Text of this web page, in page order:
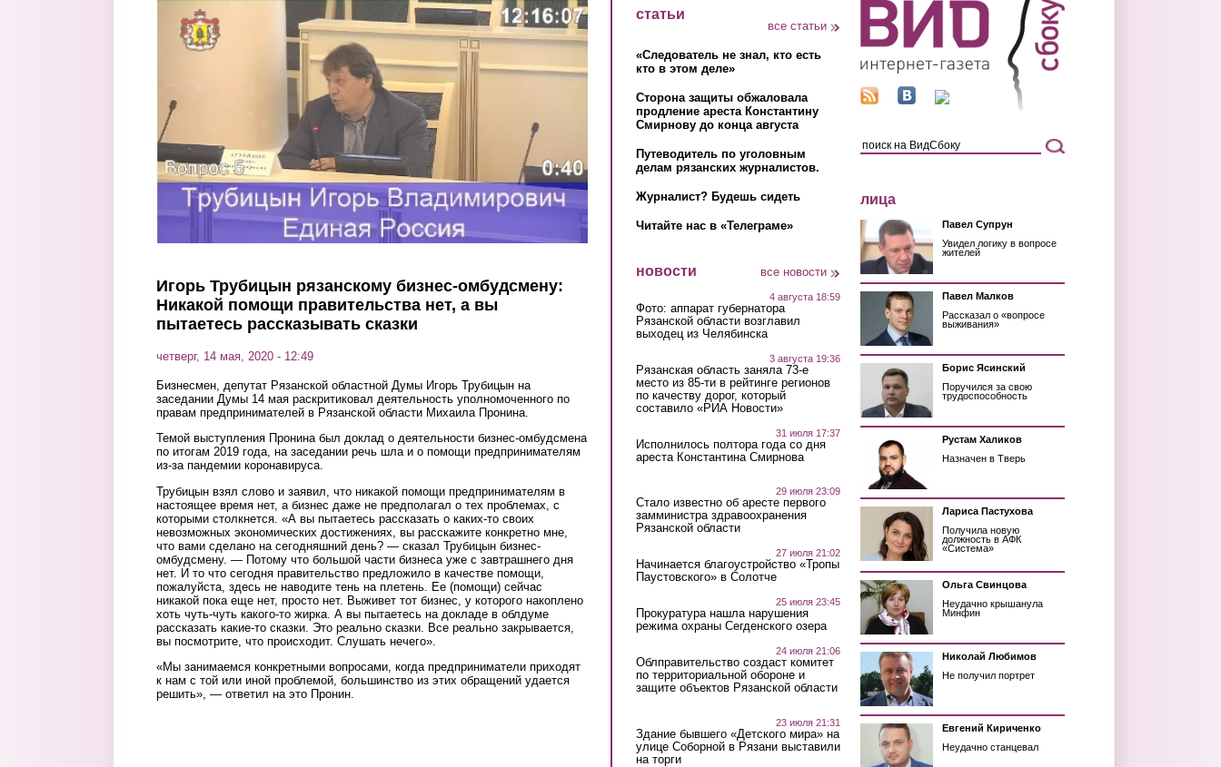
Игорь Трубицын рязанскому бизнес-омбудсмену:
Никакой помощи правительства нет, а вы
пытаетесь рассказывать сказки
четверг, 14 мая, 2020 - 12:49
Бизнесмен, депутат Рязанской областной Думы Игорь Трубицын на
заседании Думы 14 мая раскритиковал деятельность уполномоченного по
правам предпринимателей в Рязанской области Михаила Пронина.
Темой выступления Пронина был доклад о деятельности бизнес-омбудсмена
по итогам 2019 года, на заседании речь шла и о помощи предпринимателям
из-за пандемии коронавируса.
Трубицын взял слово и заявил, что никакой помощи предпринимателям в
настоящее время нет, а бизнес даже не предполагал о тех проблемах, с
которыми столкнется. «А вы пытаетесь рассказать о каких-то своих
невозможных экономических достижениях, вы расскажите конкретно мне,
что вами сделано на сегодняшний день? — сказал Трубицын бизнес-
омбудсмену. — Потому что большой части бизнеса уже с завтрашнего дня
нет. И то что сегодня правительство предложило в качестве помощи,
пожалуйста, здесь не наводите тень на плетень. Ее (помощи) сейчас
никакой пока еще нет, просто нет. Выживет тот бизнес, у которого накоплено
хоть чуть-чуть какого-то жирка. А вы пытаетесь на докладе в облдуме
рассказать какие-то сказки. Это реально сказки. Все реально закрывается,
вы посмотрите, что происходит. Слушать нечего».
«Мы занимаемся конкретными вопросами, когда предприниматели приходят
к нам с той или иной проблемой, большинство из этих обращений удается
решить», — ответил на это Пронин.
статьи
все статьи
«Следователь не знал, кто есть
кто в этом деле»
Сторона защиты обжаловала
продление ареста Константину
Смирнову до конца августа
Путеводитель по уголовным
делам рязанских журналистов.
Журналист? Будешь сидеть
Читайте нас в «Телеграме»
новости все новости
4 августа 18:59
Фото: аппарат губернатора
Рязанской области возглавил
выходец из Челябинска
3 августа 19:36
Рязанская область заняла 73-е
место из 85-ти в рейтинге регионов
по качеству дорог, который
составило «РИА Новости»
31 июля 17:37
Исполнилось полтора года со дня
ареста Константина Смирнова
29 июля 23:09
Стало известно об аресте первого
замминистра здравоохранения
Рязанской области
27 июля 21:02
Начинается благоустройство «Тропы
Паустовского» в Солотче
25 июля 23:45
Прокуратура нашла нарушения
режима охраны Сегденского озера
24 июля 21:06
Облправительство создаст комитет
по территориальной обороне и
защите объектов Рязанской области
23 июля 21:31
Здание бывшего «Детского мира» на
улице Соборной в Рязани выставили
на торги
лица
Павел Супрун
Увидел логику в вопросе
жителей
Павел Малков
Рассказал о «вопросе
выживания»
Борис Ясинский
Поручился за свою
трудоспособность
Рустам Халиков
Назначен в Тверь
Лариса Пастухова
Получила новую
должность в АФК
«Система»
Ольга Свинцова
Неудачно крышанула
Минфин
Николай Любимов
Не получил портрет
Евгений Кириченко
Неудачно станцевал